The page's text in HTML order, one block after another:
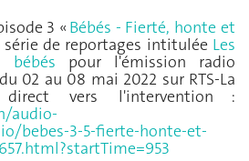
3 «Bébés - Fierté, honte et
série de reportages intitulée Les
bébés pour l'émission radio
02 au 08 mai 2022 sur RTS-La
direct vers l'intervention :
audio-
bebes-3-5-fierte-honte-et-